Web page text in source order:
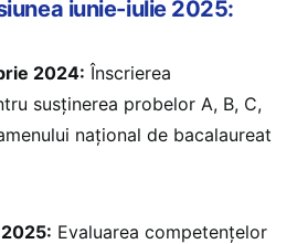
iunie-iulie 2025:
2024: Înscrierea
susținerea probelor A, B, C,
național de bacalaureat
⁠Evaluarea competențelor